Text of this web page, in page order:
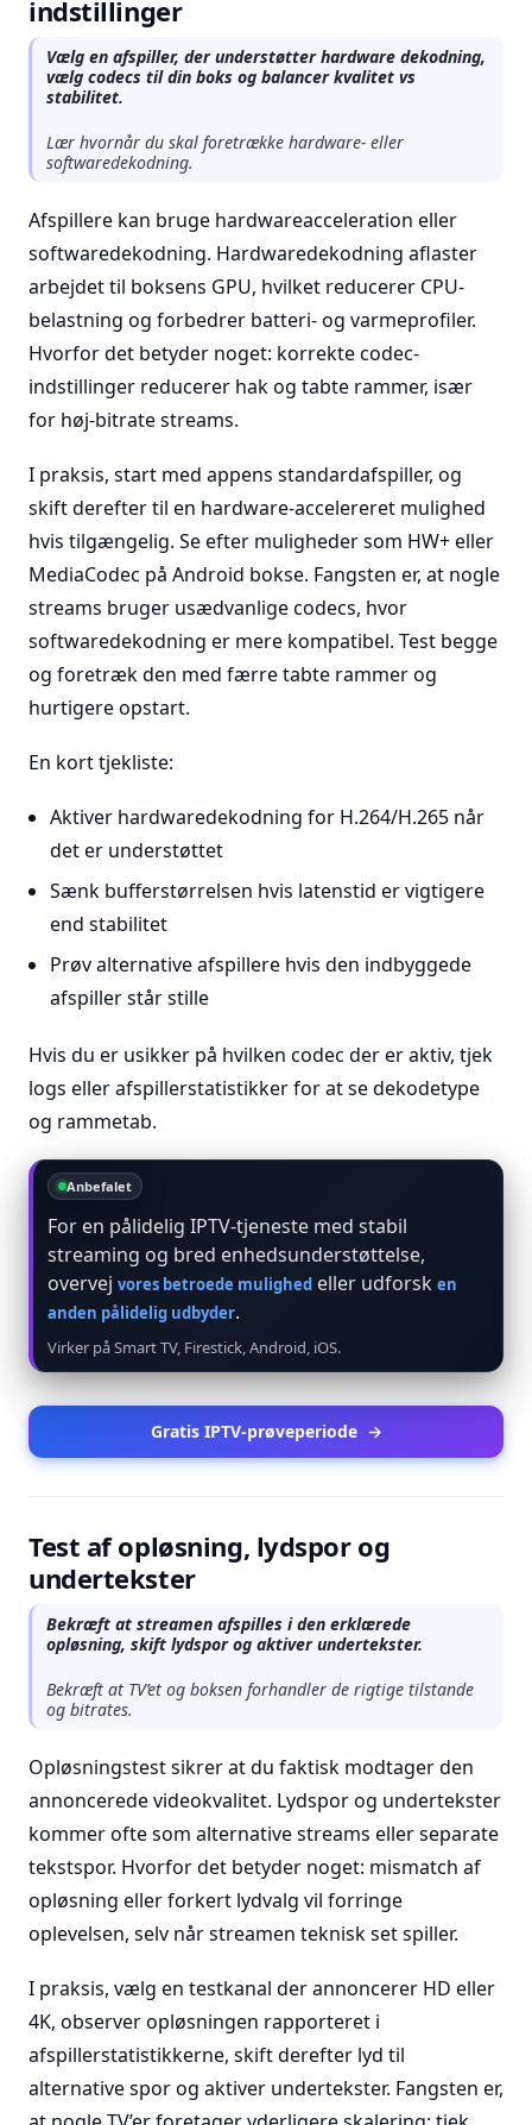
indstillinger
Vælg en afspiller, der understøtter hardware dekodning,
vælg codecs til din boks og balancer kvalitet vs
stabilitet.
Lær hvornår du skal foretrække hardware- eller
softwaredekodning.
Afspillere kan bruge hardwareacceleration eller
softwaredekodning. Hardwaredekodning aflaster
arbejdet til boksens GPU, hvilket reducerer CPU-
belastning og forbedrer batteri- og varmeprofiler.
Hvorfor det betyder noget: korrekte codec-
indstillinger reducerer hak og tabte rammer, især
for høj-bitrate streams.
I praksis, start med appens standardafspiller, og
skift derefter til en hardware-accelereret mulighed
hvis tilgængelig. Se efter muligheder som HW+ eller
MediaCodec på Android bokse. Fangsten er, at nogle
streams bruger usædvanlige codecs, hvor
softwaredekodning er mere kompatibel. Test begge
og foretræk den med færre tabte rammer og
hurtigere opstart.
En kort tjekliste:
Aktiver hardwaredekodning for H.264/H.265 når
det er understøttet
Sænk bufferstørrelsen hvis latenstid er vigtigere
end stabilitet
Prøv alternative afspillere hvis den indbyggede
afspiller står stille
Hvis du er usikker på hvilken codec der er aktiv, tjek
logs eller afspillerstatistikker for at se dekodetype
og rammetab.
Anbefalet
For en pålidelig IPTV-tjeneste med stabil
streaming og bred enhedsunderstøttelse,
overvej vores betroede mulighed eller udforsk en
anden pålidelig udbyder.
Virker på Smart TV, Firestick, Android, iOS.
Gratis IPTV-prøveperiode →
Test af opløsning, lydspor og
undertekster
Bekræft at streamen afspilles i den erklærede
opløsning, skift lydspor og aktiver undertekster.
Bekræft at TV’et og boksen forhandler de rigtige tilstande
og bitrates.
Opløsningstest sikrer at du faktisk modtager den
annoncerede videokvalitet. Lydspor og undertekster
kommer ofte som alternative streams eller separate
tekstspor. Hvorfor det betyder noget: mismatch af
opløsning eller forkert lydvalg vil forringe
oplevelsen, selv når streamen teknisk set spiller.
I praksis, vælg en testkanal der annoncerer HD eller
4K, observer opløsningen rapporteret i
afspillerstatistikkerne, skift derefter lyd til
alternative spor og aktiver undertekster. Fangsten er,